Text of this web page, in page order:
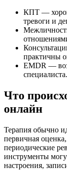
КПТ —
тревоги и
практичны
EMDR —
специалиста.
Что
онлайн
Терапия обычно
первичная
периодические
инструменты
настроения,